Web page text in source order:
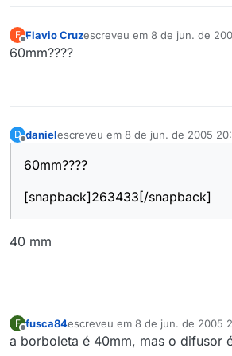
F
Offline
Flavio Cruzescreveu em 8 de jun. de
última edição por
60mm????
D danielescreveu em 8 de jun. de 2005
última edição por
60mm????
[snapback]263433[/snapback]
40 mm
F
Offline
fusca84escreveu em 8 de jun. de 2005
última edição por
a borboleta é 40mm, mas o difusor